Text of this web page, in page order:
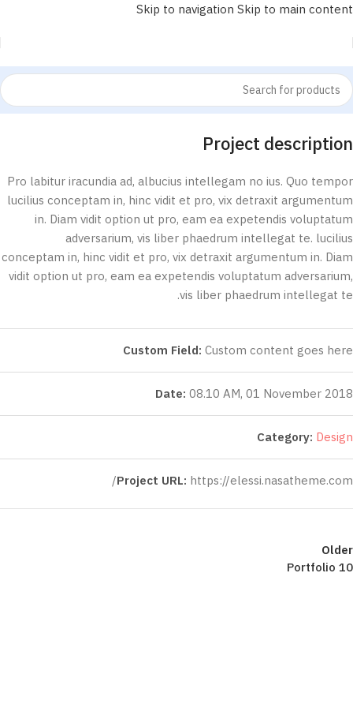
Skip to navigation Skip to main content
Project description
Pro labitur iracundia ad, albucius intellegam no ius. Quo tempor
lucilius conceptam in, hinc vidit et pro, vix detraxit argumentum
in. Diam vidit option ut pro, eam ea expetendis voluptatum
adversarium, vis liber phaedrum intellegat te. lucilius
conceptam in, hinc vidit et pro, vix detraxit argumentum in. Diam
vidit option ut pro, eam ea expetendis voluptatum adversarium,
vis liber phaedrum intellegat te.
Custom Field: Custom content goes here
Date: 08.10 AM, 01 November 2018
Category: Design
Project URL: https://elessi.nasatheme.com/
Older
Portfolio 10